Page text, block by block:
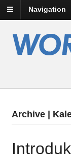
Navigation
Archive |